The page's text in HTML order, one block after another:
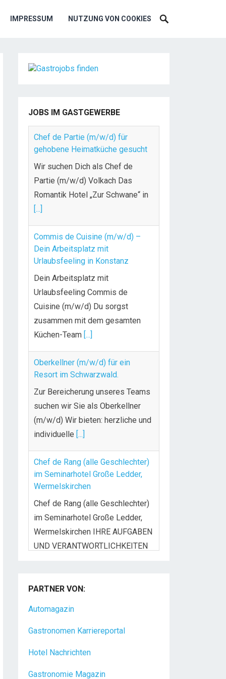
IMPRESSUM NUTZUNG VON COOKIES
JOBS IM GASTGEWERBE
Chef de Partie (m/w/d) für
gehobene Heimatküche gesucht
Wir suchen Dich als Chef de
Partie (m/w/d) Volkach Das
Romantik Hotel „Zur Schwane“ in
[...]
Commis de Cuisine (m/w/d) –
Dein Arbeitsplatz mit
Urlaubsfeeling in Konstanz
Dein Arbeitsplatz mit
Urlaubsfeeling Commis de
Cuisine (m/w/d) Du sorgst
zusammen mit dem gesamten
Küchen-Team [...]
Oberkellner (m/w/d) für ein
Resort im Schwarzwald.
Zur Bereicherung unseres Teams
suchen wir Sie als Oberkellner
(m/w/d) Wir bieten: herzliche und
individuelle [...]
Chef de Rang (alle Geschlechter)
im Seminarhotel Große Ledder,
Wermelskirchen
Chef de Rang (alle Geschlechter)
im Seminarhotel Große Ledder,
Wermelskirchen IHRE AUFGABEN
UND VERANTWORTLICHKEITEN
Koch/Köchin (m/w/d) in Vollzeit
Das Golf- & Natur-Resort Bad
Mitarbeitern liegt auf dem
Gelände eines
PARTNER VON:
Automagazin
Gastronomen Karriereportal